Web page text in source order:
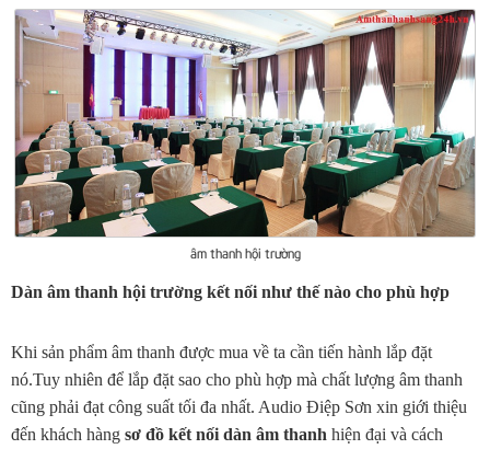
âm thanh hội trường
Dàn âm thanh hội trường kết nối như thế nào cho phù hợp
Khi sản phẩm âm thanh được mua về ta cần tiến hành lắp đặt
nó.Tuy nhiên để lắp đặt sao cho phù hợp mà chất lượng âm thanh
cũng phải đạt công suất tối đa nhất. Audio Điệp Sơn xin giới thiệu
đến khách hàng sơ đồ kết nối dàn âm thanh hiện đại và cách